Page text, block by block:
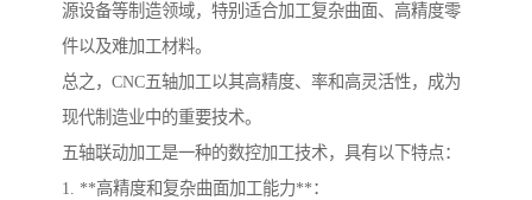
源设备等制造领域，特别适合加工复杂曲面、高精度零
件以及难加工材料。
总之，CNC五轴加工以其高精度、率和高灵活性，成为
现代制造业中的重要技术。
五轴联动加工是一种的数控加工技术，具有以下特点：
1. **高精度和复杂曲面加工能力**：